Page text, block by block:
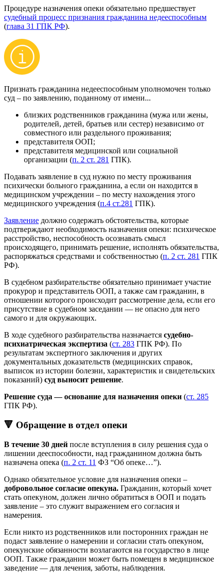
Процедуре назначения опеки обязательно предшествует
судебный процесс признания гражданина недееспособным
(глава 31 ГПК РФ).
Признать гражданина недееспособным уполномочен только
суд – по заявлению, поданному от имени...
близких родственников гражданина (мужа или жены,
родителей, детей, братьев или сестер) независимо от
совместного или раздельного проживания;
представителя ООП;
представителя медицинской или социальной
организации (п. 2 ст. 281 ГПК).
Подавать заявление в суд нужно по месту проживания
психически больного гражданина, а если он находится в
медицинском учреждении – по месту нахождения этого
медицинского учреждения (п.4 ст.281 ГПК).
Заявление должно содержать обстоятельства, которые
подтверждают необходимость назначения опеки: психическое
расстройство, неспособность осознавать смысл
происходящего, принимать решение, исполнять обязательства,
распоряжаться средствами и собственностью (п. 2 ст. 281 ГПК
РФ).
В судебном разбирательстве обязательно принимает участие
прокурор и представитель ООП, а также сам гражданин, в
отношении которого происходит рассмотрение дела, если его
присутствие в судебном заседании — не опасно для него
самого и для окружающих.
В ходе судебного разбирательства назначается судебно-
психиатрическая экспертиза (ст. 283 ГПК РФ). По
результатам экспертного заключения и других
документальных доказательств (медицинских справок,
выписок из истории болезни, характеристик и свидетельских
показаний) суд выносит решение.
Решение суда — основание для назначения опеки (ст. 285
ГПК РФ).
🔻 Обращение в отдел опеки
В течение 30 дней после вступления в силу решения суда о
лишении дееспособности, над гражданином должна быть
назначена опека (п. 2 ст. 11 ФЗ “Об опеке…”).
Однако обязательное условие для назначения опеки –
добровольное согласие опекуна. Гражданин, который хочет
стать опекуном, должен лично обратиться в ООП и подать
заявление – это служит выражением его согласия и
намерения.
Если никто из родственников или посторонних граждан не
подаст заявление о намерении и согласии стать опекуном,
опекунские обязанности возлагаются на государство в лице
ООП. Также гражданин может быть помещен в медицинское
заведение — для лечения, заботы, наблюдения.